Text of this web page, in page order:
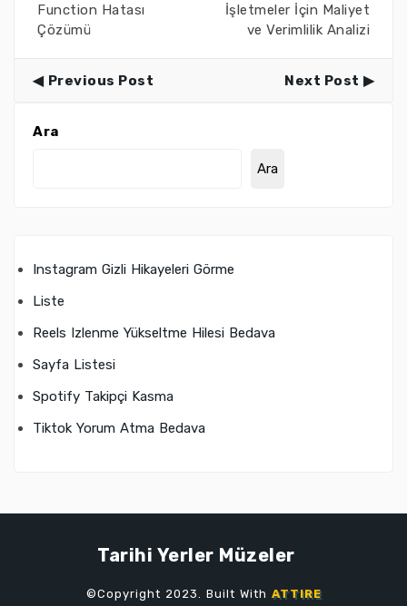
Function Hatası
Çözümü
İşletmeler İçin Maliyet
ve Verimlilik Analizi
Previous Post Next Post
Ara
Ara
Instagram Gizli Hikayeleri Görme
Liste
Reels Izlenme Yükseltme Hilesi Bedava
Sayfa Listesi
Spotify Takipçi Kasma
Tiktok Yorum Atma Bedava
Tarihi Yerler Müzeler
©Copyright 2023. Built With ATTIRE